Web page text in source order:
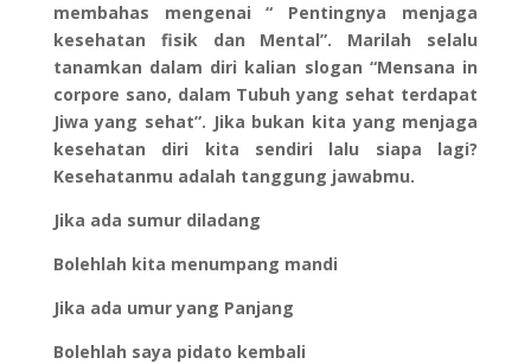
membahas mengenai “ Pentingnya menjaga
kesehatan fisik dan Mental”. Marilah selalu
tanamkan dalam diri kalian slogan “Mensana in
corpore sano, dalam Tubuh yang sehat terdapat
Jiwa yang sehat”. Jika bukan kita yang menjaga
kesehatan diri kita sendiri lalu siapa lagi?
Kesehatanmu adalah tanggung jawabmu.
Jika ada sumur diladang
Bolehlah kita menumpang mandi
Jika ada umur yang Panjang
Bolehlah saya pidato kembali